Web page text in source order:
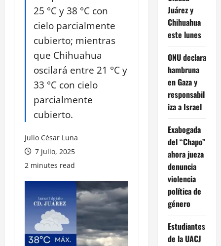
25 °C y 38 °C con
cielo parcialmente
cubierto; mientras
que Chihuahua
oscilará entre 21 °C y
33 °C con cielo
parcialmente
cubierto.
Julio César Luna
7 julio, 2025
2 minutes read
Juárez y
Chihuahua
este lunes
ONU declara
hambruna
en Gaza y
responsabil
iza a Israel
Exabogada
del “Chapo”
ahora jueza
denuncia
violencia
política de
género
Estudiantes
de la UACJ